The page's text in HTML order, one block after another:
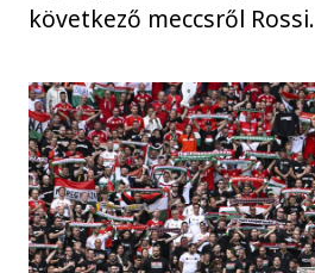
következő meccsről Rossi.